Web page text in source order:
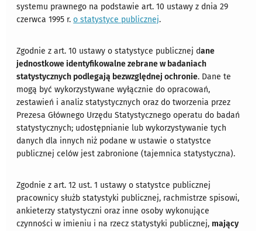
systemu prawnego na podstawie art. 10 ustawy z dnia 29
czerwca 1995 r.o statystyce publicznej.
Zgodnie z art. 10 ustawy o statystyce publicznej dane
jednostkowe identyfikowalne zebrane w badaniach
statystycznych podlegają bezwzględnej ochronie. Dane te
mogą być wykorzystywane wyłącznie do opracowań,
zestawień i analiz statystycznych oraz do tworzenia przez
Prezesa Głównego Urzędu Statystycznego operatu do badań
statystycznych; udostępnianie lub wykorzystywanie tych
danych dla innych niż podane w ustawie o statystce
publicznej celów jest zabronione (tajemnica statystyczna).
Zgodnie z art. 12 ust. 1 ustawy o statystce publicznej
pracownicy służb statystyki publicznej, rachmistrze spisowi,
ankieterzy statystyczni oraz inne osoby wykonujące
czynności w imieniu i na rzecz statystyki publicznej, mający